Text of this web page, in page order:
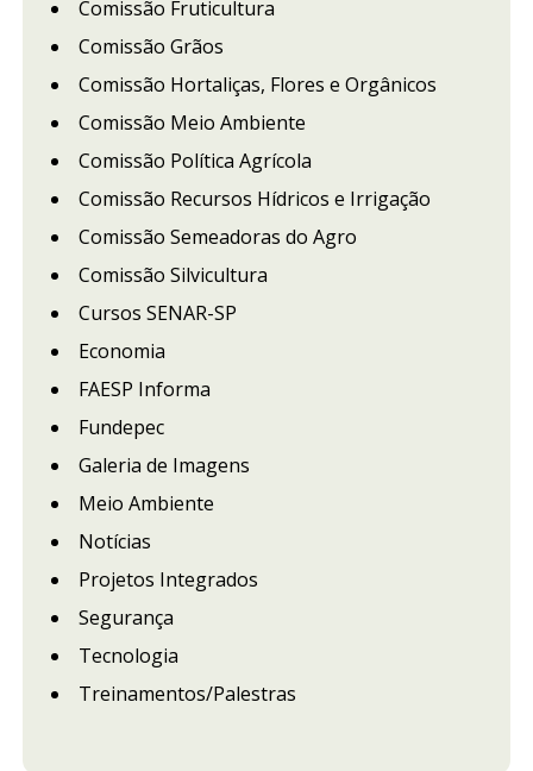
Comissão Fruticultura
Comissão Grãos
Comissão Hortaliças, Flores e Orgânicos
Comissão Meio Ambiente
Comissão Política Agrícola
Comissão Recursos Hídricos e Irrigação
Comissão Semeadoras do Agro
Comissão Silvicultura
Cursos SENAR-SP
Economia
FAESP Informa
Fundepec
Galeria de Imagens
Meio Ambiente
Notícias
Projetos Integrados
Segurança
Tecnologia
Treinamentos/Palestras